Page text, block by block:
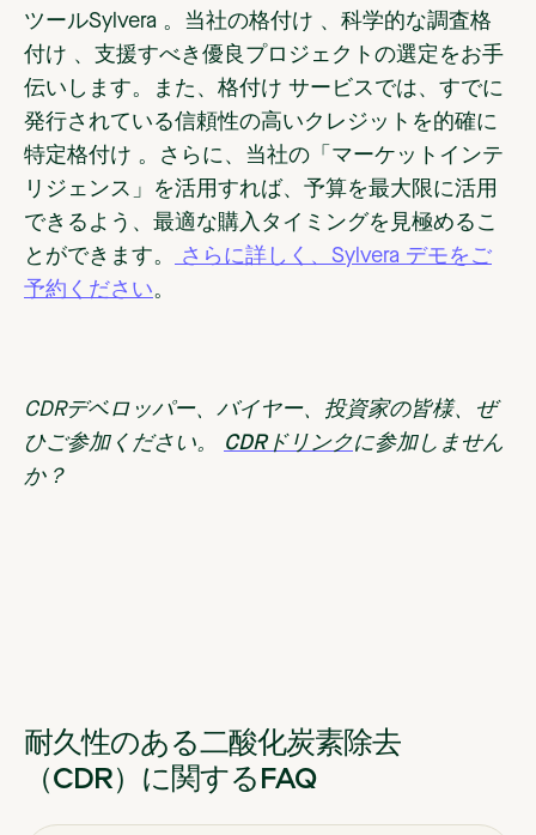
ツールSylvera 。当社の格付け 、科学的な調査格
付け 、支援すべき優良プロジェクトの選定をお手
伝いします。また、格付け サービスでは、すでに
発行されている信頼性の高いクレジットを的確に
特定格付け 。さらに、当社の「マーケットインテ
リジェンス」を活用すれば、予算を最大限に活用
できるよう、最適な購入タイミングを見極めるこ
とができます。
さらに詳しく、Sylvera デモをご
予約ください。
CDRデベロッパー、バイヤー、投資家の皆様、ぜ
ひご参加ください。
CDRドリンクに参加しません
か？
耐久性のある二酸化炭素除去
（CDR）に関するFAQ